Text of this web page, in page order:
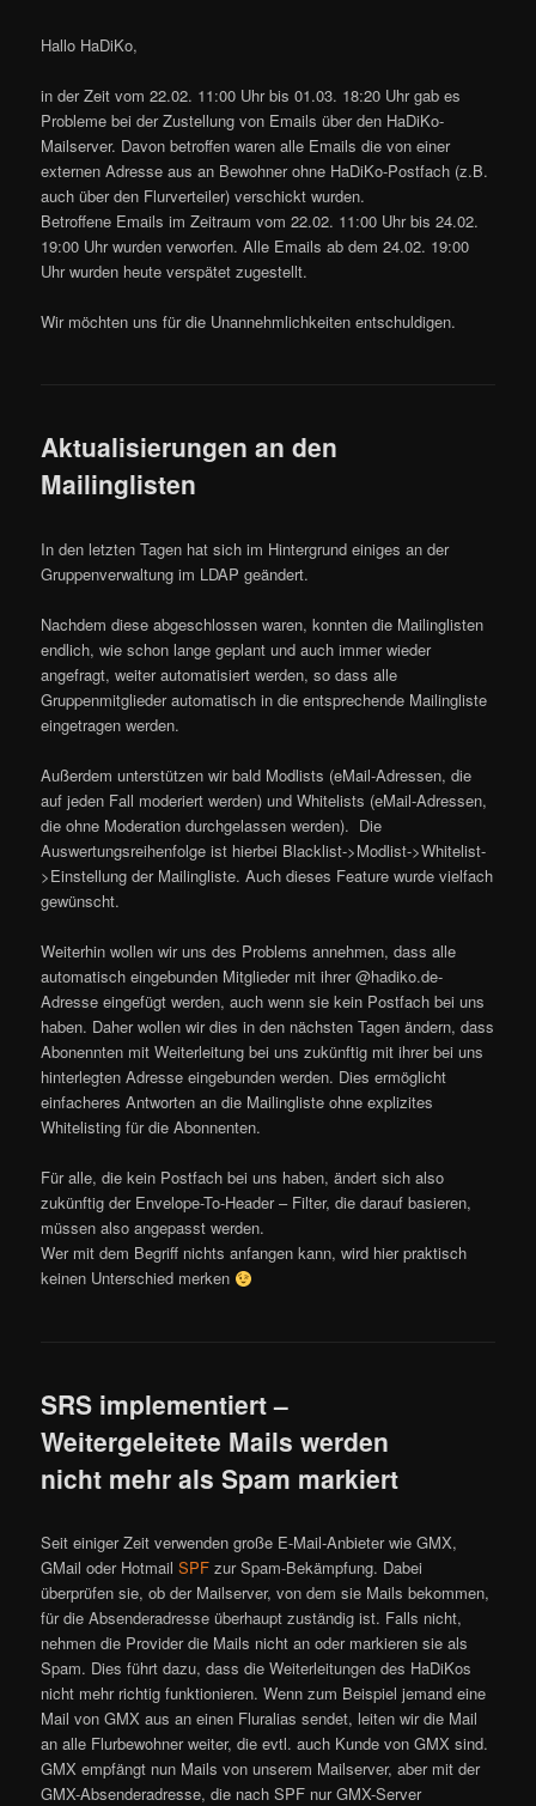
Hallo HaDiKo,
in der Zeit vom 22.02. 11:00 Uhr bis 01.03. 18:20 Uhr gab es
Probleme bei der Zustellung von Emails über den HaDiKo-
Mailserver. Davon betroffen waren alle Emails die von einer
externen Adresse aus an Bewohner ohne HaDiKo-Postfach (z.B.
auch über den Flurverteiler) verschickt wurden.
Betroffene Emails im Zeitraum vom 22.02. 11:00 Uhr bis 24.02.
19:00 Uhr wurden verworfen. Alle Emails ab dem 24.02. 19:00
Uhr wurden heute verspätet zugestellt.
Wir möchten uns für die Unannehmlichkeiten entschuldigen.
Aktualisierungen an den
Mailinglisten
In den letzten Tagen hat sich im Hintergrund einiges an der
Gruppenverwaltung im LDAP geändert.
Nachdem diese abgeschlossen waren, konnten die Mailinglisten
endlich, wie schon lange geplant und auch immer wieder
angefragt, weiter automatisiert werden, so dass alle
Gruppenmitglieder automatisch in die entsprechende Mailingliste
eingetragen werden.
Außerdem unterstützen wir bald Modlists (eMail-Adressen, die
auf jeden Fall moderiert werden) und Whitelists (eMail-Adressen,
die ohne Moderation durchgelassen werden). Die
Auswertungsreihenfolge ist hierbei Blacklist->Modlist->Whitelist-
>Einstellung der Mailingliste. Auch dieses Feature wurde vielfach
gewünscht.
Weiterhin wollen wir uns des Problems annehmen, dass alle
automatisch eingebunden Mitglieder mit ihrer @hadiko.de-
Adresse eingefügt werden, auch wenn sie kein Postfach bei uns
haben. Daher wollen wir dies in den nächsten Tagen ändern, dass
Abonennten mit Weiterleitung bei uns zukünftig mit ihrer bei uns
hinterlegten Adresse eingebunden werden. Dies ermöglicht
einfacheres Antworten an die Mailingliste ohne explizites
Whitelisting für die Abonnenten.
Für alle, die kein Postfach bei uns haben, ändert sich also
zukünftig der Envelope-To-Header – Filter, die darauf basieren,
müssen also angepasst werden.
Wer mit dem Begriff nichts anfangen kann, wird hier praktisch
keinen Unterschied merken
SRS implementiert –
Weitergeleitete Mails werden
nicht mehr als Spam markiert
Seit einiger Zeit verwenden große E-Mail-Anbieter wie GMX,
GMail oder HotmailSPF zur Spam-Bekämpfung. Dabei
überprüfen sie, ob der Mailserver, von dem sie Mails bekommen,
für die Absenderadresse überhaupt zuständig ist. Falls nicht,
nehmen die Provider die Mails nicht an oder markieren sie als
Spam. Dies führt dazu, dass die Weiterleitungen des HaDiKos
nicht mehr richtig funktionieren. Wenn zum Beispiel jemand eine
Mail von GMX aus an einen Fluralias sendet, leiten wir die Mail
an alle Flurbewohner weiter, die evtl. auch Kunde von GMX sind.
GMX empfängt nun Mails von unserem Mailserver, aber mit der
GMX-Absenderadresse, die nach SPF nur GMX-Server